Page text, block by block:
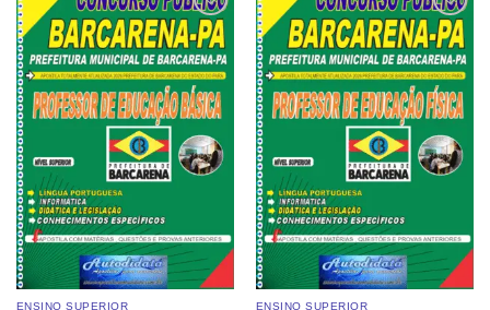
várias
variantes.
As
opções
podem
ser
escolhidas
na
página
do
produto
várias
variantes.
As
opções
podem
ser
escolhidas
na
página
do
produto
Add to
wishlist
ENSINO SUPERIOR
Add to
wishlist
ENSINO SUPERIOR